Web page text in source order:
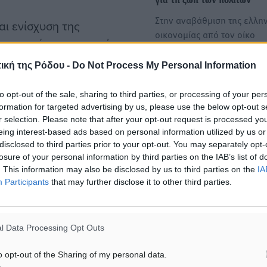
της Ρόδου - Do Not Process My Personal Information
opt-out of the sale, sharing to third parties, or processing of your
for targeted advertising by us, please use the below opt-out
selection. Please note that after your opt-out request is processed
interest-based ads based on personal information utilized by us
to third parties prior to your opt-out. You may separately
of your personal information by third parties on the IAB’s list of
This information may also be disclosed by us to third parties on the
Participants that may further disclose it to other third parties.
Data Processing Opt Outs
opt-out of the Sharing of my personal data.
ενίσχυση της
προχωρώντας
Επίσης
το 2023.
ανακάμπτει
που
και όλα δείχνουν ότι
Αερομεταφορών (IATA),
αναμένεται να φτάσουν
Στην αναβάθμιση της
οικονομίας από τον οίκο
ανάρτησή του ο Παύλος
Θετικές ως τώρα οι
την νέα τουριστική σεζόν
Πολύ καλά είναι τα νέα
τουριστική σεζόν της